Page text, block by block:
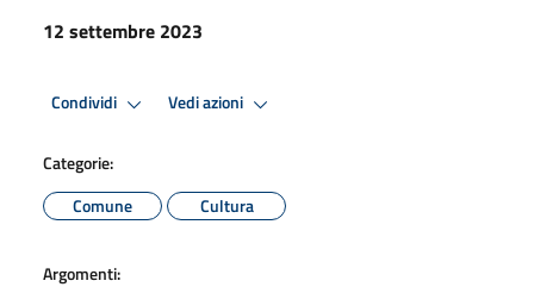
12 settembre 2023
Condividi Vedi azioni
Categorie:
Comune
Cultura
Argomenti: